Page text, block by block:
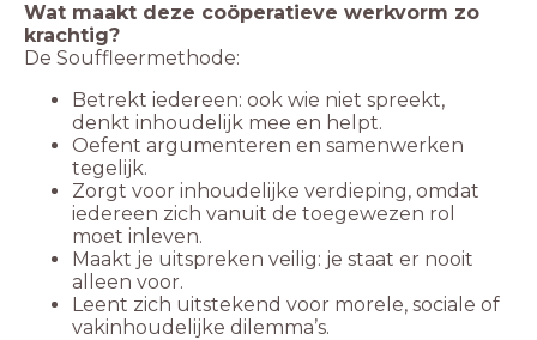
Wat maakt deze coöperatieve werkvorm zo
krachtig?
De Souffleermethode:
Betrekt iedereen: ook wie niet spreekt,
denkt inhoudelijk mee en helpt.
Oefent argumenteren en samenwerken
tegelijk.
Zorgt voor inhoudelijke verdieping, omdat
iedereen zich vanuit de toegewezen rol
moet inleven.
Maakt je uitspreken veilig: je staat er nooit
alleen voor.
Leent zich uitstekend voor morele, sociale of
vakinhoudelijke dilemma’s.